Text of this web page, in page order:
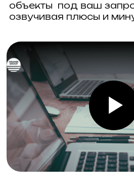
Профессиональная команда
с опытом работы в сфере
недвижимости с 2008 года.
Работаем только с застройщиками,
прошедшими проверку нашей
службы безопасности.
ПАРТНЁРЫ
ВЫГОДА